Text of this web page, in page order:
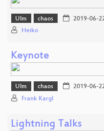
Ulm chaos 2019-06-
Heiko
Keynote
Ulm chaos 2019-06-
Frank Kargl
Lightning Talks